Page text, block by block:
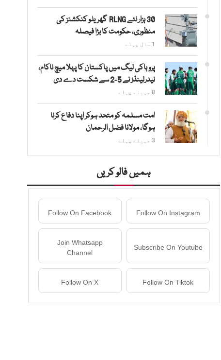
30 ہزار نئے RLNG گھریلو کنکشنز کی
منظوری، حکومت کا بڑا فیصلہ
1 سال پہلے
پرو ہاکی لیگ میں پاکستان کا پہلا میچ ناکام،
نیدرلینڈز نے 5-2 سے شکست دے دی
8 مہینے پہلے
امت مسلمہ کو متحد ہوکر اپنا دفاع کرنا
ہوگا، مولانا فضل الرحمان
3 مہینے پہلے
ہمیں فالو کریں
Follow On Instagram
Follow On Facebook
Subscribe On Youtube
Join Whatsapp
Channel
Follow On Tiktok
Follow On X